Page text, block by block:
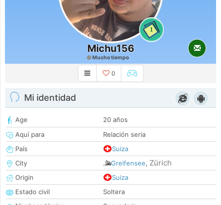
1
Michu156
Mucho tiempo
0
Mi identidad
Age
20 años
Aquí para
Relación seria
País
Suiza
City
Greifensee, Zürich
Origin
Suiza
Estado civil
Soltera